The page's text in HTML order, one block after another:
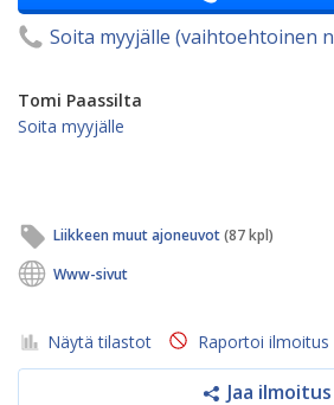
Soita myyjälle (vaihtoehtoinen
Tomi Paassilta
Soita myyjälle
Liikkeen muut ajoneuvot(87 kpl)
Www-sivut
Näytä tilastot Raportoi ilmoitus
Jaa ilmoitus